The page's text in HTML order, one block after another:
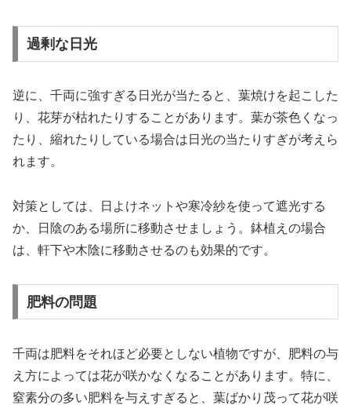
過剰な日光
逆に、千両に強すぎる日光が当たると、葉焼けを起こした
り、花芽が枯れたりすることがあります。葉が茶色くなっ
たり、縮れたりしている場合は日光の当たりすぎが考えら
れます。
対策としては、日よけネットや寒冷紗を使って遮光する
か、日陰のある場所に移動させましょう。鉢植えの場合
は、軒下や木陰に移動させるのも効果的です。
肥料の問題
千両は肥料をそれほど必要としない植物ですが、肥料の与
え方によっては花が咲かなくなることがあります。特に、
窒素分の多い肥料を与えすぎると、葉ばかり茂って花が咲